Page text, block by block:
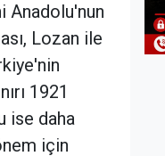
Anadolu'nun
Lozan ile
1921
ise daha
için